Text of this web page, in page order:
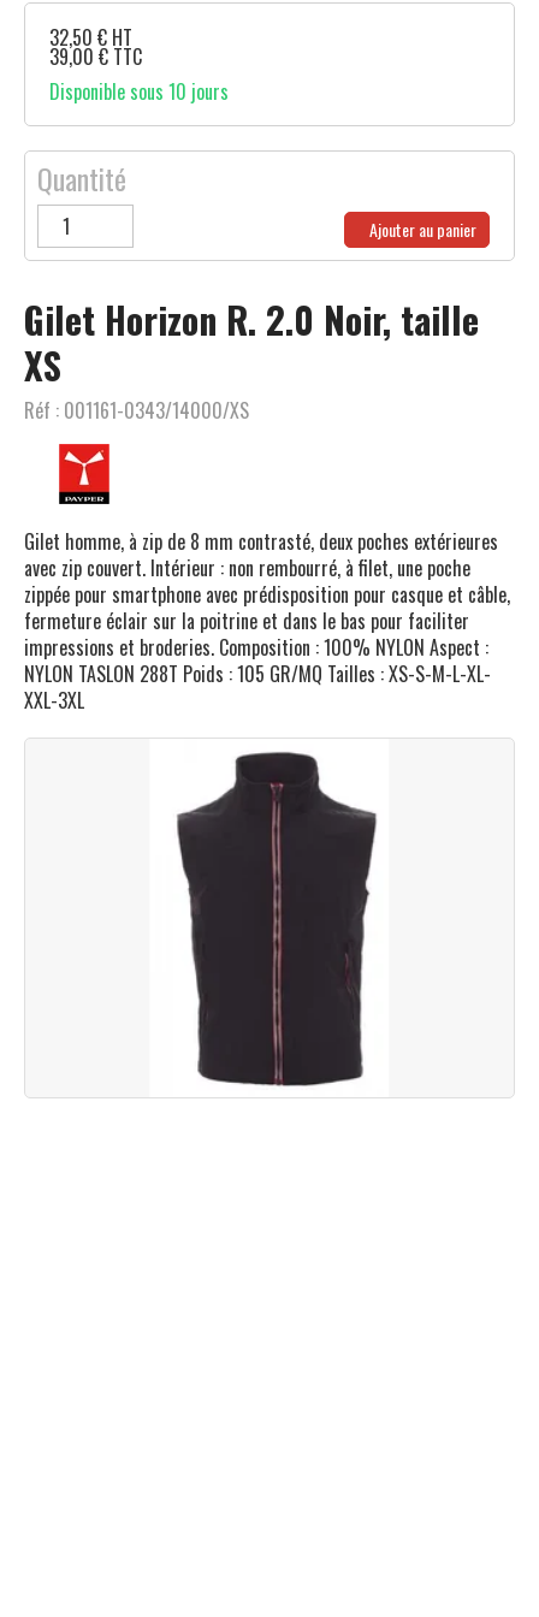
Gilet Horizon R. 2.0 Noir, taille
XS
Réf : 001161-0343/14000/XS
Gilet homme, à zip de 8 mm contrasté, deux poches extérieures
avec zip couvert. Intérieur : non rembourré, à filet, une poche
zippée pour smartphone avec prédisposition pour casque et câble,
fermeture éclair sur la poitrine et dans le bas pour faciliter
impressions et broderies. Composition : 100% NYLON Aspect :
NYLON TASLON 288T Poids : 105 GR/MQ Tailles : XS-S-M-L-XL-
XXL-3XL
32,50 € HT
39,00 € TTC
Disponible sous 10 jours
Quantité
Ajouter au panier